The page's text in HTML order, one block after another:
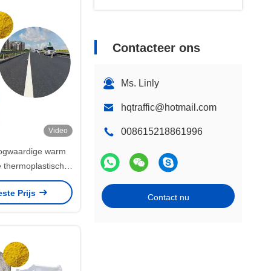
Contacteer ons
Ms. Linly
hqtraffic@hotmail.com
008615218861996
Contact nu
Video
warm
voor
Prijs